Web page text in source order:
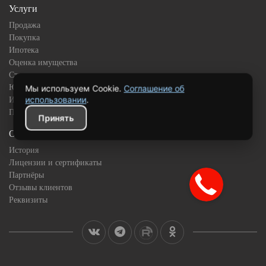
Услуги
Продажа
Покупка
Ипотека
Оценка имущества
Страхование
Юридическое сопровождение
Инвестиционная недвижимость
Подбор квартиры в новостройке
О компании
История
Лицензии и сертификаты
Партнёры
Отзывы клиентов
Реквизиты
Мы используем Cookie. Соглашение об
использовании.
Принять